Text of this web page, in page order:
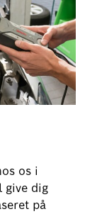
os i
give dig
på